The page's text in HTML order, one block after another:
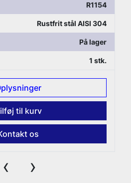
R1154
Rustfrit stål AISI 304
På lager
1 stk.
til kurv
os
‹ ›